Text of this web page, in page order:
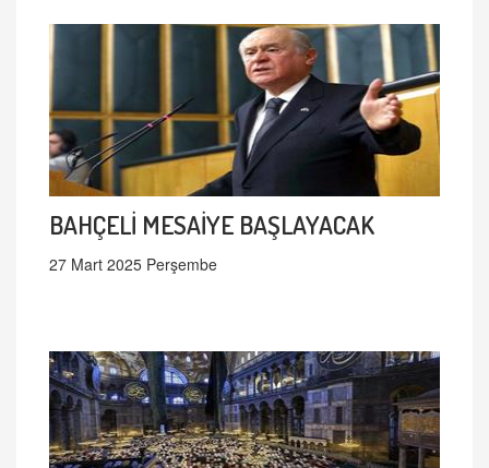
BAHÇELİ MESAİYE BAŞLAYACAK
27 Mart 2025 Perşembe